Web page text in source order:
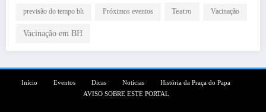
previsão do tempo bh Próximos eventos Teatro Vacinação
Vacinação em BH
Início Eventos Dicas Notícias
História da Praça do Papa
AVISO SOBRE ESTE PORTAL